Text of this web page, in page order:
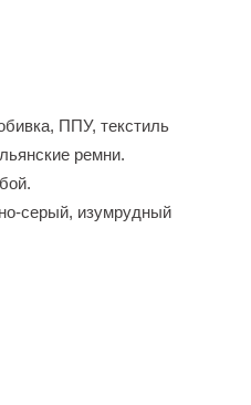
ППУ, текстиль
ремни.
серый, изумрудный